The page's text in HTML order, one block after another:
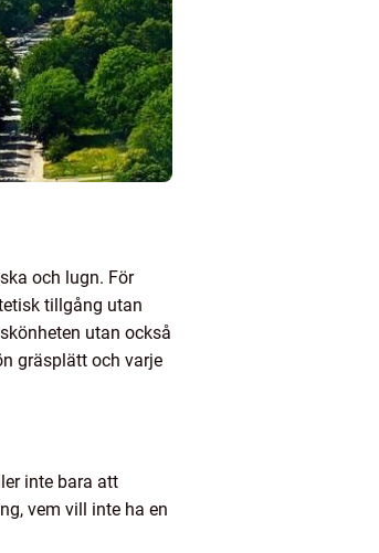
och lugn. För
tillgång utan
utan också
gräsplätt och varje
inte bara att
vem vill inte ha en